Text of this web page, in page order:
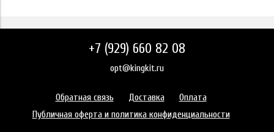
+7 (929) 660 82 08
opt@kingkit.ru
Обратная связь Доставка
Оплата
Публичная оферта и политика конфиденциальности